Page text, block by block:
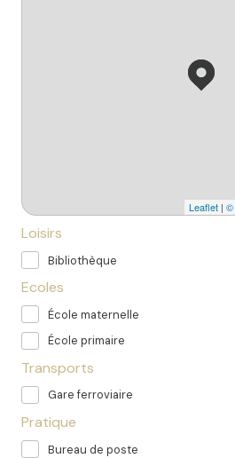
Leaflet | ©
Loisirs
Bibliothèque
Ecoles
École maternelle
École primaire
Transports
Gare ferroviaire
Pratique
Bureau de poste